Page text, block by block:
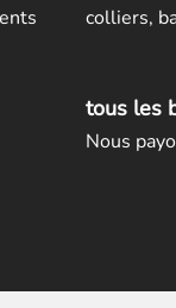
colliers,
tous les
Nous